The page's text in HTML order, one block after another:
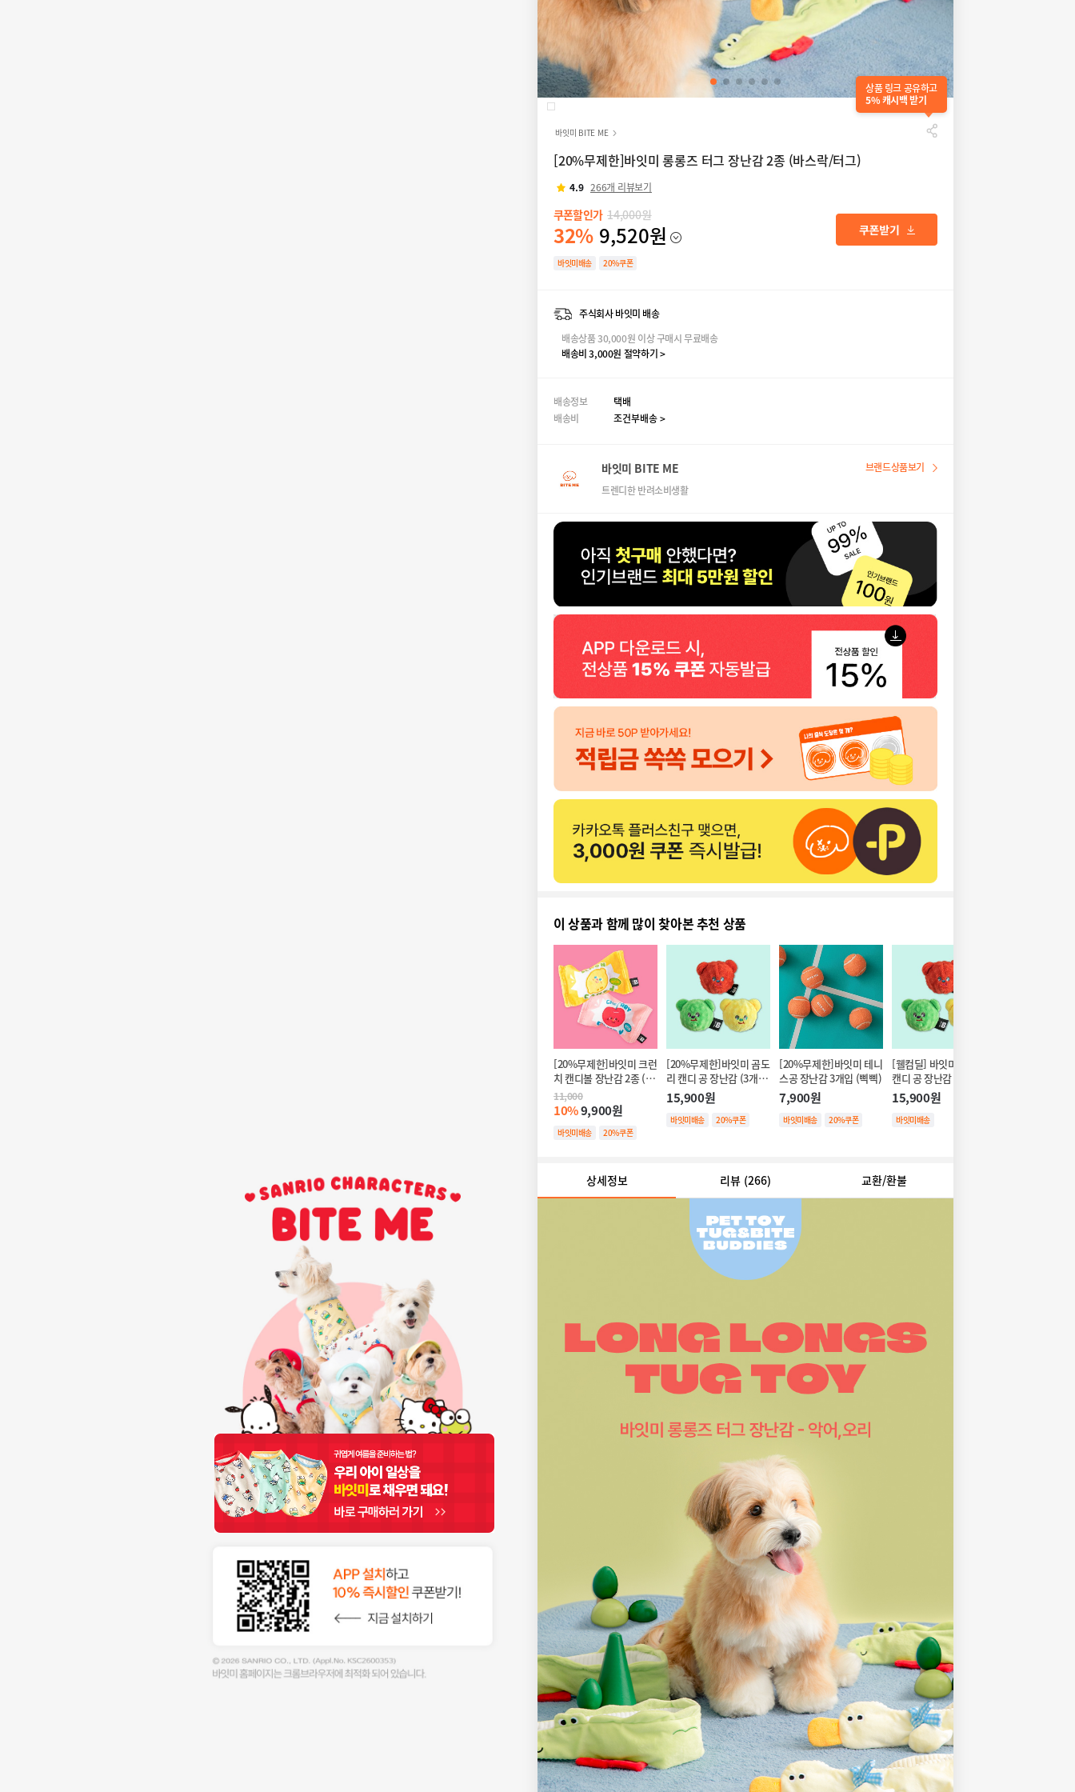
상품 링크 공유하고
5% 캐시백 받기
바잇미 BITE ME
[20%무제한]바잇미 롱롱즈 터그 장난감 2종 (바스락/터그)
4.9 266개 리뷰보기
쿠폰할인가 14,000원
32% 9,520원
바잇미배송 20%쿠폰
주식회사 바잇미 배송
배송상품 30,000원 이상 구매시 무료배송
배송비 3,000원 절약하기 >
배송정보
택배
배송비
조건부배송 >
바잇미 BITE ME
트렌디한 반려소비생활
브랜드상품보기
이 상품과 함께 많이 찾아본 추천 상품
[20%무제한]바잇미 크런
치 캔디볼 장난감 2종 (바
스락/삑삑/터그)
11,000
10%9,900원
바잇미배송 20%쿠폰
[20%무제한]바잇미 곰도
리 캔디 공 장난감 (3개세
트/삑삑)
15,900원
바잇미배송 20%쿠폰
[20%무제한]바잇미 테니
스공 장난감 3개입 (삑삑)
7,900원
바잇미배송 20%쿠폰
[웰컴딜] 바잇미 곰도리
캔디 공 장난감 (3개세트/
삑삑)
15,900원
바잇미배송
상세정보 리뷰 (266) 교환/환불